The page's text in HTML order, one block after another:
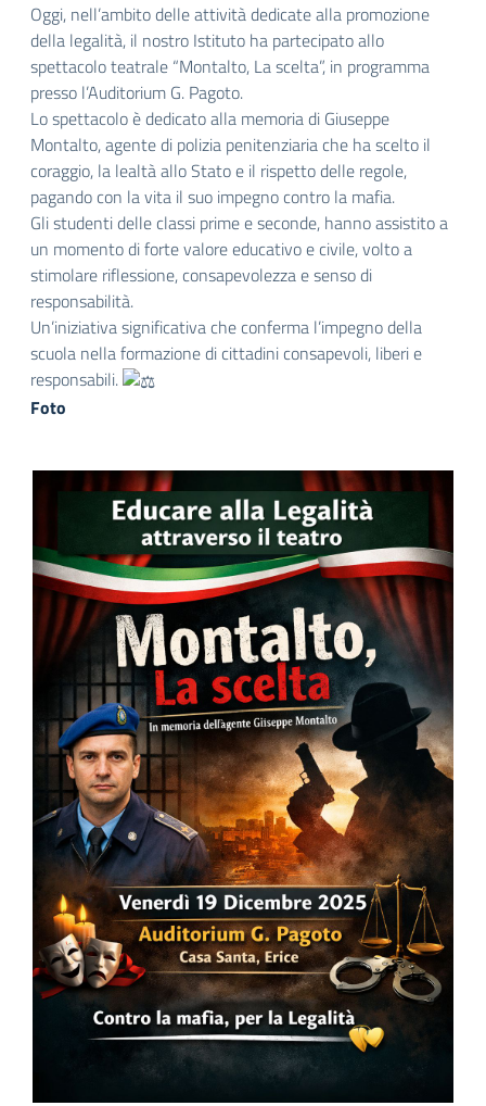
Oggi, nell’ambito delle attività dedicate alla promozione
della legalità, il nostro Istituto ha partecipato allo
spettacolo teatrale “Montalto, La scelta”, in programma
presso l’Auditorium G. Pagoto.
Lo spettacolo è dedicato alla memoria di Giuseppe
Montalto, agente di polizia penitenziaria che ha scelto il
coraggio, la lealtà allo Stato e il rispetto delle regole,
pagando con la vita il suo impegno contro la mafia.
Gli studenti delle classi prime e seconde, hanno assistito a
un momento di forte valore educativo e civile, volto a
stimolare riflessione, consapevolezza e senso di
responsabilità.
Un’iniziativa significativa che conferma l’impegno della
scuola nella formazione di cittadini consapevoli, liberi e
responsabili.
Foto